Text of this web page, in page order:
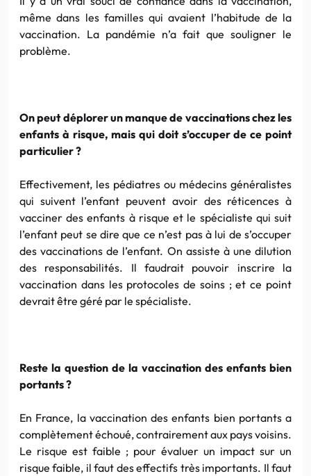
même dans les familles qui avaient l’habitude de la
vaccination. La pandémie n’a fait que souligner le
problème.
On peut déplorer un manque de vaccinations chez les
enfants à risque, mais qui doit s’occuper de ce point
particulier ?
Effectivement, les pédiatres ou médecins généralistes
qui suivent l’enfant peuvent avoir des réticences à
vacciner des enfants à risque et le spécialiste qui suit
l’enfant peut se dire que ce n’est pas à lui de s’occuper
des vaccinations de l’enfant. On assiste à une dilution
des responsabilités. Il faudrait pouvoir inscrire la
vaccination dans les protocoles de soins ; et ce point
devrait être géré par le spécialiste.
Reste la question de la vaccination des enfants bien
portants ?
En France, la vaccination des enfants bien portants a
complètement échoué, contrairement aux pays voisins.
Le risque est faible ; pour évaluer un impact sur un
risque faible, il faut des effectifs très importants. Il faut